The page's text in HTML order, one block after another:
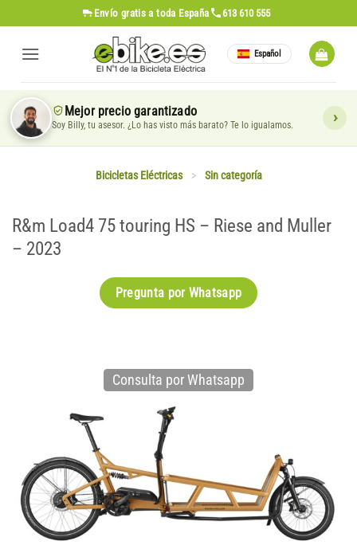
al
contenido
Envío gratis a toda España 613 610 555
Español
Mejor precio garantizado
Soy Billy, tu asesor. ¿Lo has visto más barato? Te lo igualamos.
Bicicletas Eléctricas > Sin categoría
R&m Load4 75 touring HS – Riese and Muller
– 2023
Pregunta por Whatsapp
Consulta por Whatsapp